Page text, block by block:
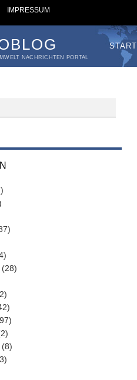
IMPRESSUM
NACHRICHTEN PORTAL
START
(28)
(8)